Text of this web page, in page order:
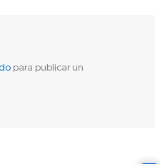
para publicar un